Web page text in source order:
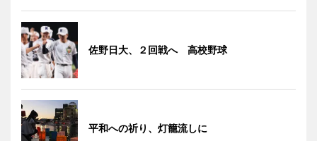
佐野日大、２回戦へ 高校野球
平和への祈り、灯籠流しに